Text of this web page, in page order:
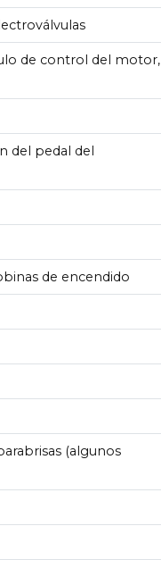
de control del motor,
del pedal del
de encendido
(algunos